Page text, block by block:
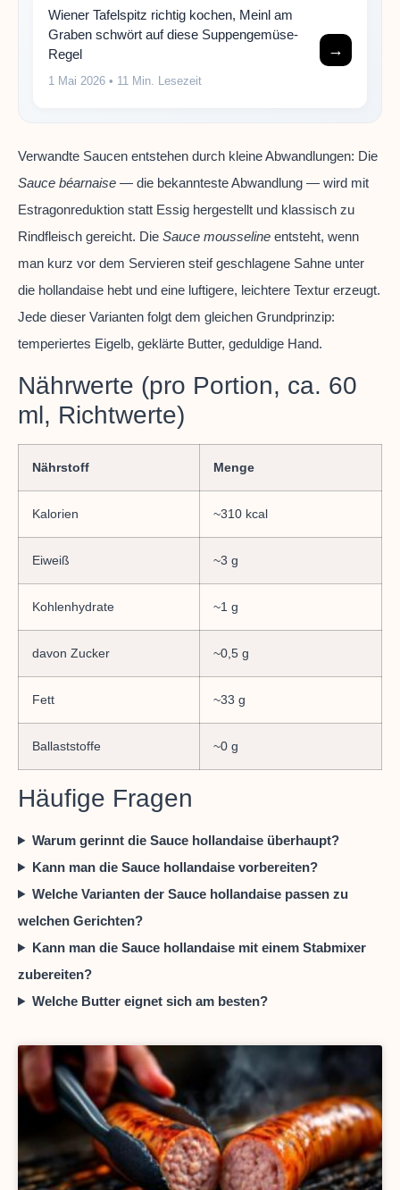
Wiener Tafelspitz richtig kochen, Meinl am
Graben schwört auf diese Suppengemüse-
Regel
1 Mai 2026 • 11 Min. Lesezeit
→
Verwandte Saucen entstehen durch kleine Abwandlungen: Die
Sauce béarnaise — die bekannteste Abwandlung — wird mit
Estragonreduktion statt Essig hergestellt und klassisch zu
Rindfleisch gereicht. Die Sauce mousseline entsteht, wenn
man kurz vor dem Servieren steif geschlagene Sahne unter
die hollandaise hebt und eine luftigere, leichtere Textur erzeugt.
Jede dieser Varianten folgt dem gleichen Grundprinzip:
temperiertes Eigelb, geklärte Butter, geduldige Hand.
Nährwerte (pro Portion, ca. 60
ml, Richtwerte)
Nährstoff Menge
Kalorien ~310 kcal
Eiweiß ~3 g
Kohlenhydrate ~1 g
davon Zucker ~0,5 g
Fett ~33 g
Ballaststoffe ~0 g
Häufige Fragen
Warum gerinnt die Sauce hollandaise überhaupt?
Kann man die Sauce hollandaise vorbereiten?
Welche Varianten der Sauce hollandaise passen zu
welchen Gerichten?
Kann man die Sauce hollandaise mit einem Stabmixer
zubereiten?
Welche Butter eignet sich am besten?